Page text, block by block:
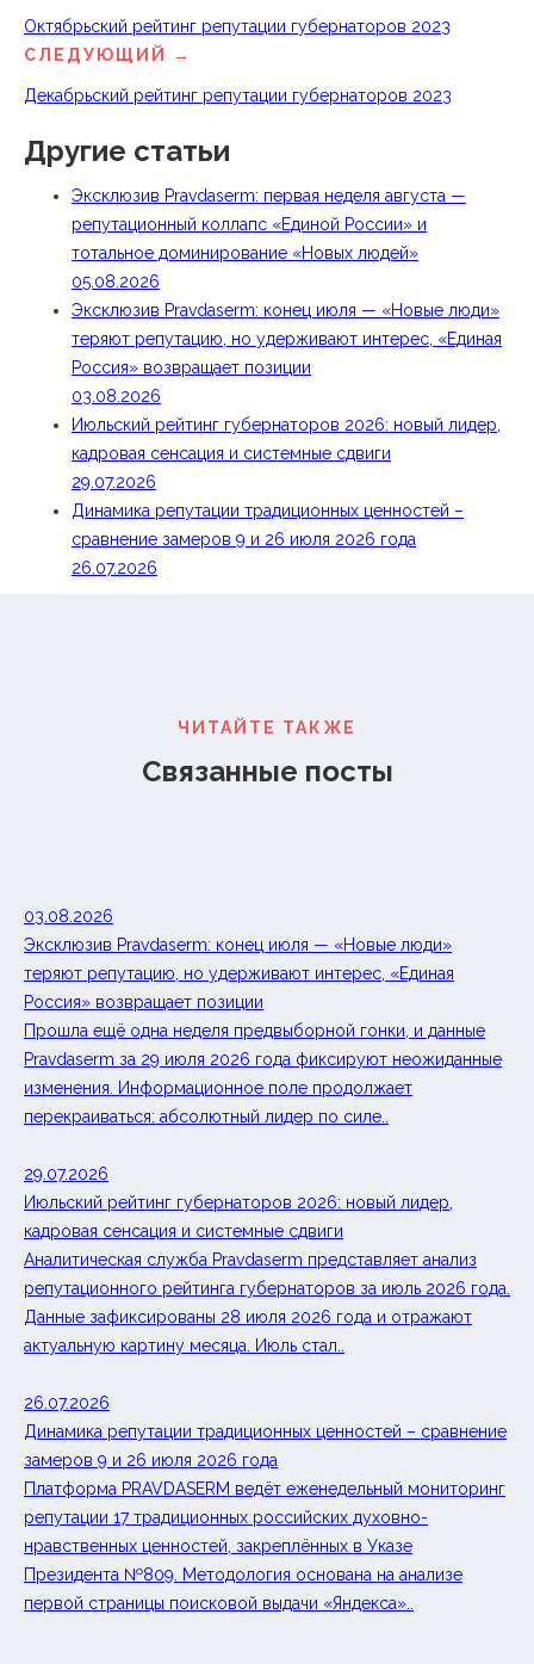
Октябрьский рейтинг репутации губернаторов 2023
СЛЕДУЮЩИЙ →
Декабрьский рейтинг репутации губернаторов 2023
Другие статьи
Эксклюзив Pravdaserm: первая неделя августа —
репутационный коллапс «Единой России» и
тотальное доминирование «Новых людей»
05.08.2026
Эксклюзив Pravdaserm: конец июля — «Новые люди»
теряют репутацию, но удерживают интерес, «Единая
Россия» возвращает позиции
03.08.2026
Июльский рейтинг губернаторов 2026: новый лидер,
кадровая сенсация и системные сдвиги
29.07.2026
Динамика репутации традиционных ценностей –
сравнение замеров 9 и 26 июля 2026 года
26.07.2026
ЧИТАЙТЕ ТАКЖЕ
Связанные посты
03.08.2026
Эксклюзив Pravdaserm: конец июля — «Новые люди»
теряют репутацию, но удерживают интерес, «Единая
Россия» возвращает позиции
Прошла ещё одна неделя предвыборной гонки, и данные
Pravdaserm за 29 июля 2026 года фиксируют неожиданные
изменения. Информационное поле продолжает
перекраиваться: абсолютный лидер по силе..
29.07.2026
Июльский рейтинг губернаторов 2026: новый лидер,
кадровая сенсация и системные сдвиги
Аналитическая служба Pravdaserm представляет анализ
репутационного рейтинга губернаторов за июль 2026 года.
Данные зафиксированы 28 июля 2026 года и отражают
актуальную картину месяца. Июль стал..
26.07.2026
Динамика репутации традиционных ценностей – сравнение
замеров 9 и 26 июля 2026 года
Платформа PRAVDASERM ведёт еженедельный мониторинг
репутации 17 традиционных российских духовно-
нравственных ценностей, закреплённых в Указе
Президента №809. Методология основана на анализе
первой страницы поисковой выдачи «Яндекса»..